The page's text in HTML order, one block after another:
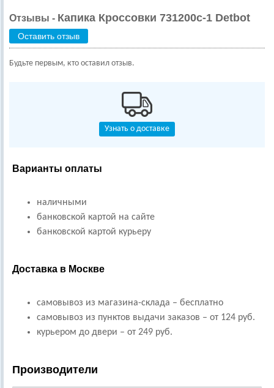
Отзывы - Капика Кроссовки 731200с-1 Detbot
Оставить отзыв
Будьте первым, кто оставил отзыв.
Узнать о доставке
Варианты оплаты
наличными
банковской картой на сайте
банковской картой курьеру
Доставка в Москве
самовывоз из магазина-склада – бесплатно
самовывоз из пунктов выдачи заказов – от 124 руб.
курьером до двери – от 249 руб.
Производители